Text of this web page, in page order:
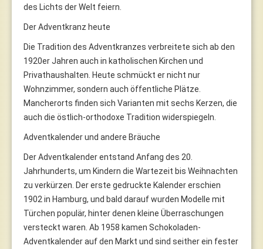
des Lichts der Welt feiern.
Der Adventkranz heute
Die Tradition des Adventkranzes verbreitete sich ab den
1920er Jahren auch in katholischen Kirchen und
Privathaushalten. Heute schmückt er nicht nur
Wohnzimmer, sondern auch öffentliche Plätze.
Mancherorts finden sich Varianten mit sechs Kerzen, die
auch die östlich-orthodoxe Tradition widerspiegeln.
Adventkalender und andere Bräuche
Der Adventkalender entstand Anfang des 20.
Jahrhunderts, um Kindern die Wartezeit bis Weihnachten
zu verkürzen. Der erste gedruckte Kalender erschien
1902 in Hamburg, und bald darauf wurden Modelle mit
Türchen populär, hinter denen kleine Überraschungen
versteckt waren. Ab 1958 kamen Schokoladen-
Adventkalender auf den Markt und sind seither ein fester